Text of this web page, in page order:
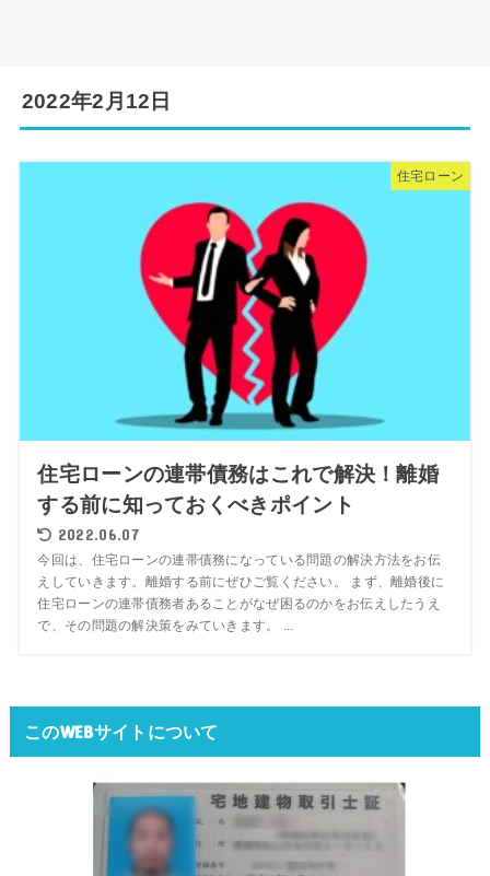
2022年2月12日
住宅ローン
住宅ローンの連帯債務はこれで解決！離婚
する前に知っておくべきポイント
2022.06.07
今回は、住宅ローンの連帯債務になっている問題の解決方法をお伝
えしていきます。離婚する前にぜひご覧ください。 まず、離婚後に
住宅ローンの連帯債務者あることがなぜ困るのかをお伝えしたうえ
で、その問題の解決策をみていきます。 ...
このWEBサイトについて